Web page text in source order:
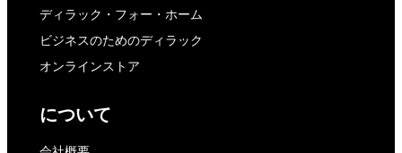
ディラック・フォー・ホーム
ビジネスのためのディラック
オンラインストア
について